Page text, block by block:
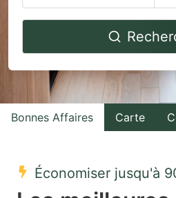
Navigate
to
interact
with
the
select
Bonnes Affaires Carte
Économiser jusqu'à